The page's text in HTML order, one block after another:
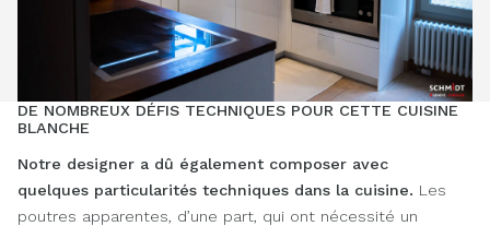
DE NOMBREUX DÉFIS TECHNIQUES POUR CETTE CUISINE
BLANCHE
Notre designer a dû également composer avec
quelques particularités techniques dans la cuisine. Les
poutres apparentes, d’une part, qui ont nécessité un